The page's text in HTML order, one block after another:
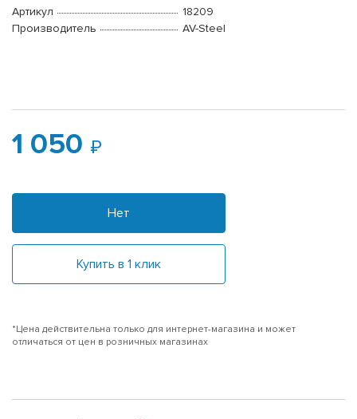
Артикул
18209
Производитель
AV-Steel
1 050
Нет
Купить в 1 клик
*Цена действительна только для интернет-магазина и может
отличаться от цен в розничных магазинах